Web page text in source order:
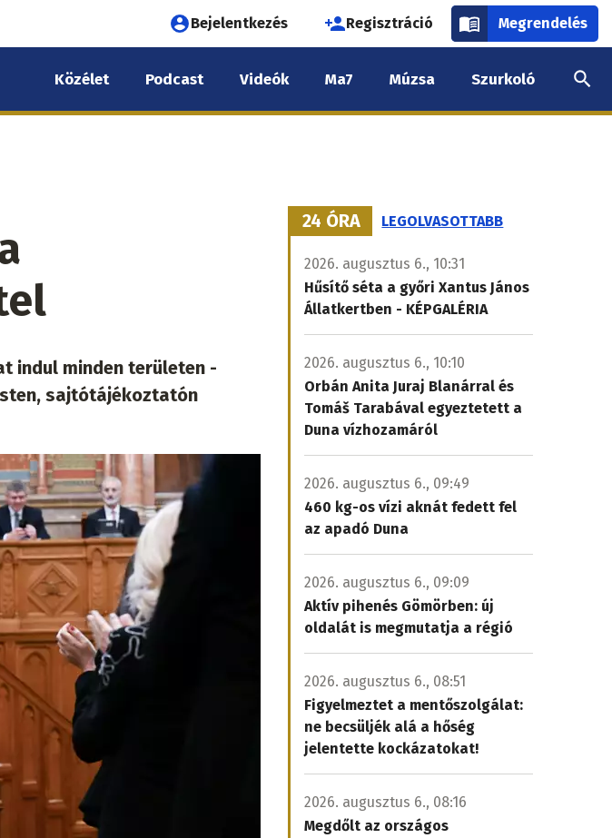
Felhasználói
fiók
menüje
Bejelentkezés Regisztráció Megrendelés
Közélet Podcast Videók Ma7 Múzsa Szurkoló
indul minden területen -
sajtótájékoztatón
24 ÓRA LEGOLVASOTTABB
2026. augusztus 6., 10:31
Hűsítő séta a győri Xantus János
Állatkertben - KÉPGALÉRIA
2026. augusztus 6., 10:10
Orbán Anita Juraj Blanárral és
Tomáš Tarabával egyeztetett a
Duna vízhozamáról
2026. augusztus 6., 09:49
460 kg-os vízi aknát fedett fel
az apadó Duna
2026. augusztus 6., 09:09
Aktív pihenés Gömörben: új
oldalát is megmutatja a régió
2026. augusztus 6., 08:51
Figyelmeztet a mentőszolgálat:
ne becsüljék alá a hőség
jelentette kockázatokat!
2026. augusztus 6., 08:16
Megdőlt az országos